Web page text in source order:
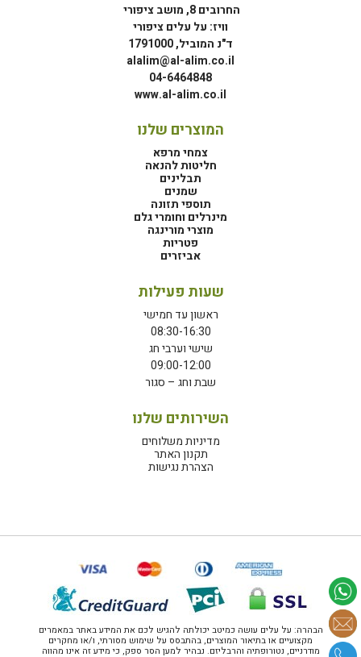
החרובים 8, מושב ציפורי
וויז: על עלים ציפורי
ד"נ המוביל, 1791000
alalim@al-alim.co.il
04-6464848
www.al-alim.co.il
המוצרים שלנו
צמחי מרפא
חליטות להנאה
תבלינים
שמנים
תוספי תזונה
מינרלים וחומרי גלם
מוצרי מורינגה
פטריות
אביזרים
שעות פעילות
ראשון עד חמישי
08:30-16:30
שישי וערבי חג
09:00-12:00
שבת וחג – סגור
השירותים שלנו
מדיניות משלוחים
תקנון האתר
הצהרת נגישות
הבהרה: על עלים עושה כמיטב יכולתה להגיש לכם את המידע באתר במאמרים
מקצועיים או בתיאור המוצרים, בהתבסס על שימוש מסורתי, ו/או מחקרים
מודרניים, נטורופתיה והרבליזם. נבהיר למען הסר ספק, כי מידע זה אינו מהווה